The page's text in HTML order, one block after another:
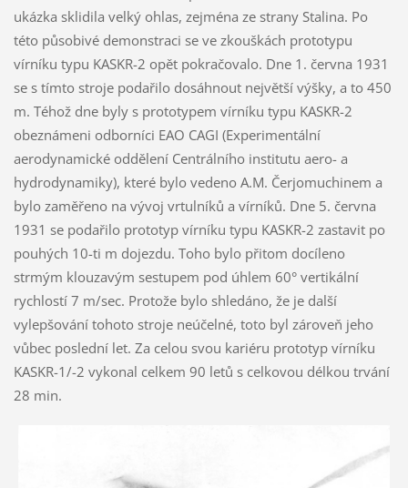
ukázka sklidila velký ohlas, zejména ze strany Stalina. Po
této působivé demonstraci se ve zkouškách prototypu
vírníku typu KASKR-2 opět pokračovalo. Dne 1. června 1931
se s tímto stroje podařilo dosáhnout největší výšky, a to 450
m. Téhož dne byly s prototypem vírníku typu KASKR-2
obeznámeni odborníci EAO CAGI (Experimentální
aerodynamické oddělení Centrálního institutu aero- a
hydrodynamiky), které bylo vedeno A.M. Čerjomuchinem a
bylo zaměřeno na vývoj vrtulníků a vírníků. Dne 5. června
1931 se podařilo prototyp vírníku typu KASKR-2 zastavit po
pouhých 10-ti m dojezdu. Toho bylo přitom docíleno
strmým klouzavým sestupem pod úhlem 60° vertikální
rychlostí 7 m/sec. Protože bylo shledáno, že je další
vylepšování tohoto stroje neúčelné, toto byl zároveň jeho
vůbec poslední let. Za celou svou kariéru prototyp vírníku
KASKR-1/-2 vykonal celkem 90 letů s celkovou délkou trvání
28 min.